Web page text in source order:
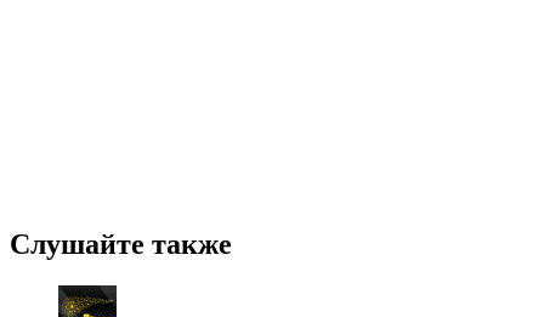
Слушайте также